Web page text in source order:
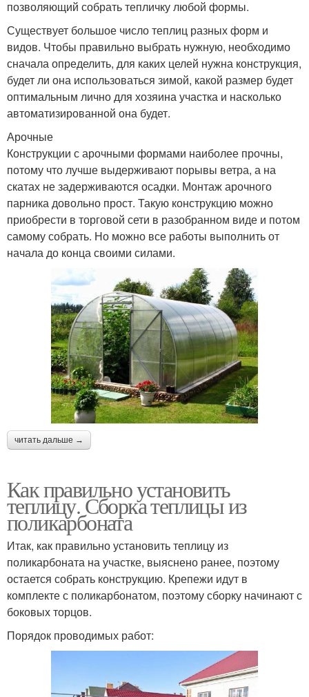
позволяющий собрать тепличку любой формы.
Существует большое число теплиц разных форм и
видов. Чтобы правильно выбрать нужную, необходимо
сначала определить, для каких целей нужна конструкция,
будет ли она использоваться зимой, какой размер будет
оптимальным лично для хозяина участка и насколько
автоматизированной она будет.
Арочные
Конструкции с арочными формами наиболее прочны,
потому что лучше выдерживают порывы ветра, а на
скатах не задерживаются осадки. Монтаж арочного
парника довольно прост. Такую конструкцию можно
приобрести в торговой сети в разобранном виде и потом
самому собрать. Но можно все работы выполнить от
начала до конца своими силами.
читать дальше →
Как правильно установить
теплицу. Сборка теплицы из
поликарбоната
Итак, как правильно установить теплицу из
поликарбоната на участке, выяснено ранее, поэтому
остается собрать конструкцию. Крепежи идут в
комплекте с поликарбонатом, поэтому сборку начинают с
боковых торцов.
Порядок проводимых работ: